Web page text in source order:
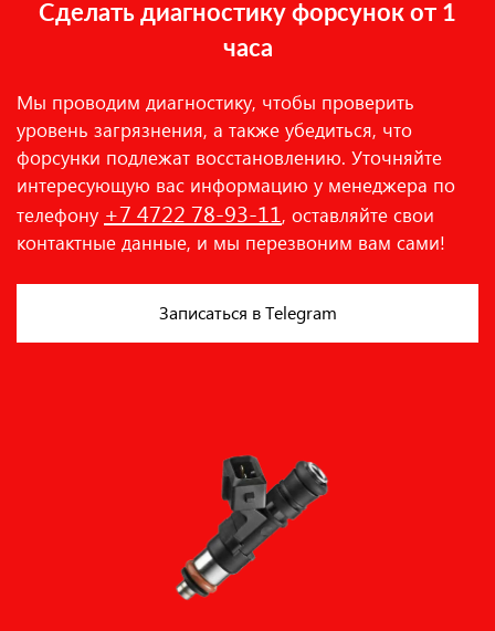
Сделать диагностику форсунок от 1
часа
Мы проводим диагностику, чтобы проверить
уровень загрязнения, а также убедиться, что
форсунки подлежат восстановлению. Уточняйте
интересующую вас информацию у менеджера по
телефону +7 4722 78-93-11 , оставляйте свои
контактные данные, и мы перезвоним вам сами!
Записаться в Telegram